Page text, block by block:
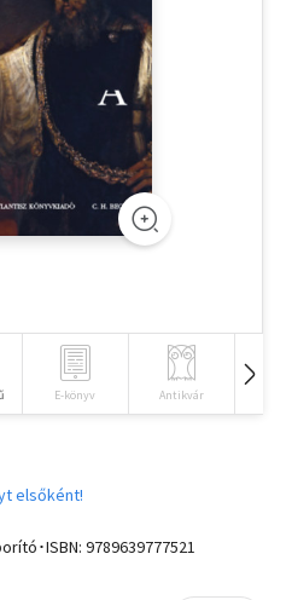
E-könyv Antikvár
elsőként!
･ISBN: 9789639777521